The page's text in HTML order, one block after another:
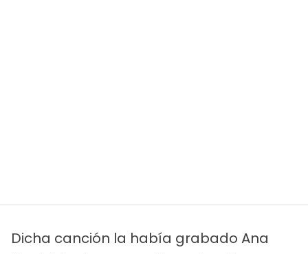
Dicha canción la había grabado Ana